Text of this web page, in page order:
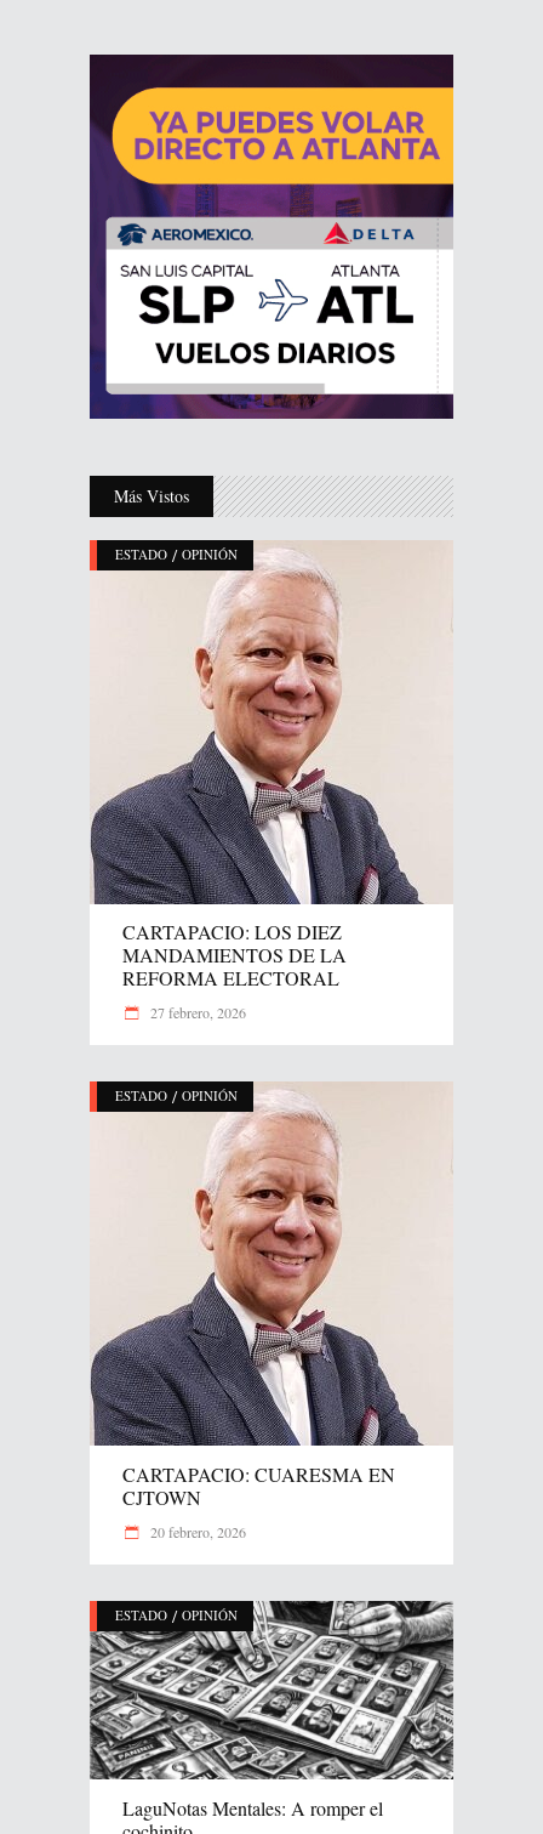
Más Vistos
ESTADO / OPINIÓN
CARTAPACIO: LOS DIEZ
MANDAMIENTOS DE LA
REFORMA ELECTORAL
27 febrero, 2026
ESTADO / OPINIÓN
CARTAPACIO: CUARESMA EN
CJTOWN
20 febrero, 2026
ESTADO / OPINIÓN
LaguNotas Mentales: A romper el